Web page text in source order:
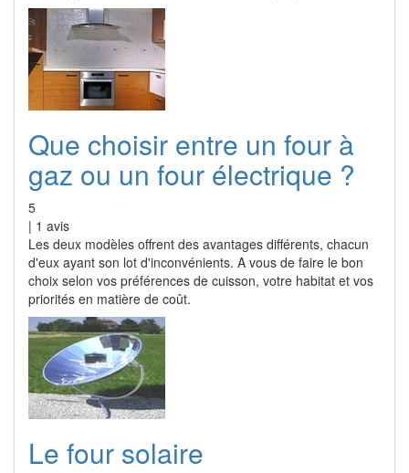
Que choisir entre un four à
gaz ou un four électrique ?
5
| 1 avis
Les deux modèles offrent des avantages différents, chacun
d'eux ayant son lot d'inconvénients. A vous de faire le bon
choix selon vos préférences de cuisson, votre habitat et vos
priorités en matière de coût.
Le four solaire